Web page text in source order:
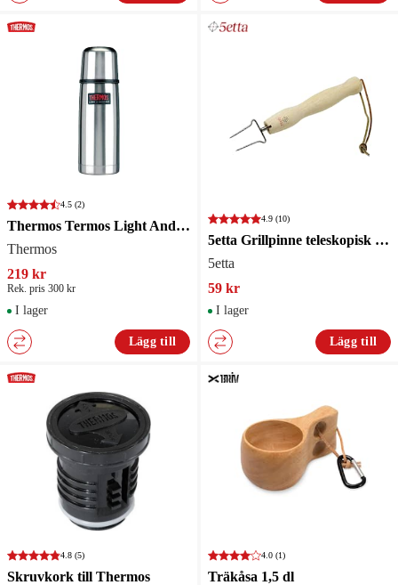
4.5 (2)
Thermos Termos Light And Compact 0,35L Borstad
Thermos
219 kr
Rek. pris 300 kr
I lager
Lägg till
4.9 (10)
5etta Grillpinne teleskopisk inkl fodral
5etta
59 kr
I lager
Lägg till
4.8 (5)
Skruvkork till Thermos
4.0 (1)
Träkåsa 1,5 dl